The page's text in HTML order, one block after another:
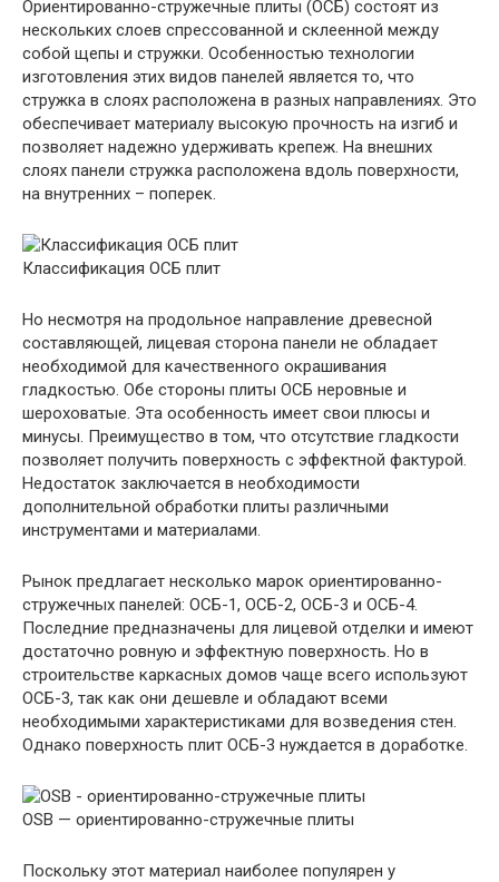
Ориентированно-стружечные плиты (ОСБ) состоят из
нескольких слоев спрессованной и склеенной между
собой щепы и стружки. Особенностью технологии
изготовления этих видов панелей является то, что
стружка в слоях расположена в разных направлениях. Это
обеспечивает материалу высокую прочность на изгиб и
позволяет надежно удерживать крепеж. На внешних
слоях панели стружка расположена вдоль поверхности,
на внутренних – поперек.
Классификация ОСБ плит
Но несмотря на продольное направление древесной
составляющей, лицевая сторона панели не обладает
необходимой для качественного окрашивания
гладкостью. Обе стороны плиты ОСБ неровные и
шероховатые. Эта особенность имеет свои плюсы и
минусы. Преимущество в том, что отсутствие гладкости
позволяет получить поверхность с эффектной фактурой.
Недостаток заключается в необходимости
дополнительной обработки плиты различными
инструментами и материалами.
Рынок предлагает несколько марок ориентированно-
стружечных панелей: ОСБ-1, ОСБ-2, ОСБ-3 и ОСБ-4.
Последние предназначены для лицевой отделки и имеют
достаточно ровную и эффектную поверхность. Но в
строительстве каркасных домов чаще всего используют
ОСБ-3, так как они дешевле и обладают всеми
необходимыми характеристиками для возведения стен.
Однако поверхность плит ОСБ-3 нуждается в доработке.
OSB — ориентированно-стружечные плиты
Поскольку этот материал наиболее популярен у